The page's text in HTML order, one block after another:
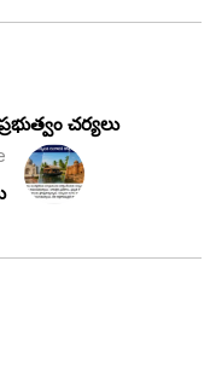
చర్యలు